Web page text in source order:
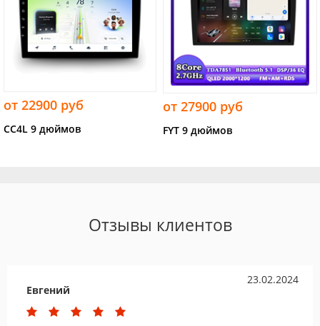
от 22900 руб
CC4L 9 дюймов
от 27900 руб
FYT 9 дюймов
Отзывы клиентов
23.02.2024
Евгений